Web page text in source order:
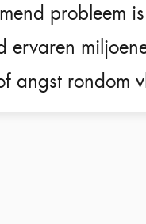
probleem
ervaren
angst rondom